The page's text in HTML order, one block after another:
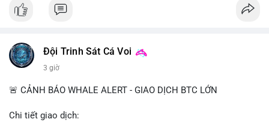
#vlikevn #titanbot
Đội Trinh Sát Cá Voi
3 giờ
🚨 CẢNH BÁO WHALE ALERT - GIAO DỊCH BTC LỚN
Chi tiết giao dịch: